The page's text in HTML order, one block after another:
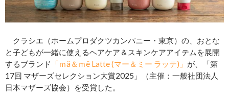
クラシエ（ホームプロダクツカンパニー・東京）の、おとな
と子どもが一緒に使えるヘアケア＆スキンケアアイテムを展開
するブランド
「ｍä＆ｍë Latte (マー＆ミー ラッテ)」 が、「第
17回 マザーズセレクション大賞2025」（主催：一般社団法人
日本マザーズ協会）を受賞した。